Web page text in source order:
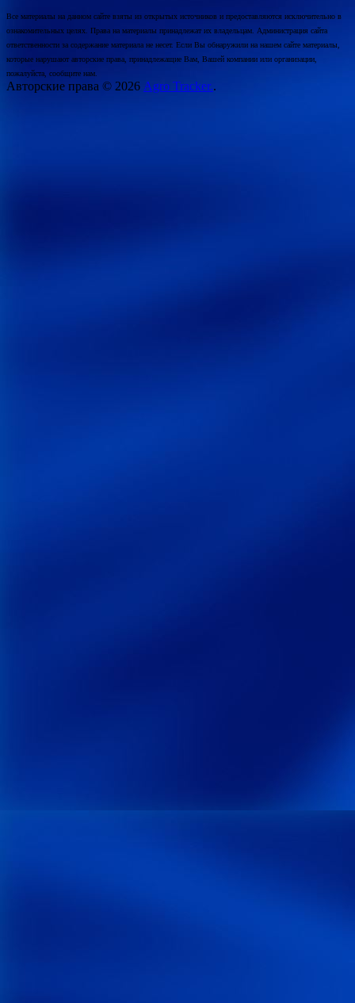
Все материалы на данном сайте взяты из открытых источников и предоставляются исключительно в
ознакомительных целях. Права на материалы принадлежат их владельцам. Администрация сайта
ответственности за содержание материала не несет. Если Вы обнаружили на нашем сайте материалы,
которые нарушают авторские права, принадлежащие Вам, Вашей компании или организации,
пожалуйста, сообщите нам.
Авторские права © 2026 Agro Tracker..